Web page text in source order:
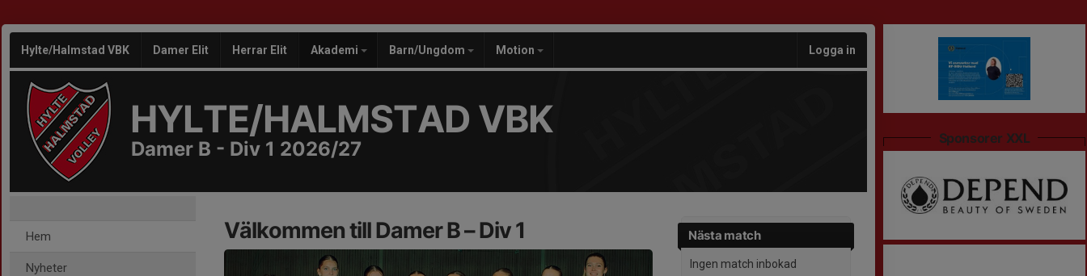
Hylte/Halmstad VBK Damer Elit Herrar Elit Akademi Barn/Ungdom Motion Logga in
HYLTE/HALMSTAD VBK
Damer B - Div 1 2026/27
Hem
Nyheter
Nästa match
Ingen match inbokad
Välkommen till Damer B – Div 1
Sponsorer XXL